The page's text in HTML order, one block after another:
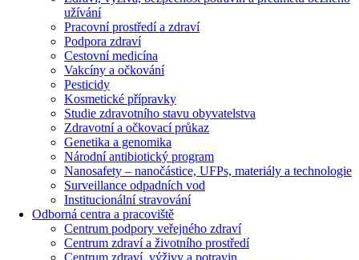
užívání
Pracovní prostředí a zdraví
Podpora zdraví
Cestovní medicína
Vakcíny a očkování
Pesticidy
Kosmetické přípravky
Studie zdravotního stavu obyvatelstva
Zdravotní a očkovací průkaz
Genetika a genomika
Národní antibiotický program
Nanosafety – nanočástice, UFPs, materiály a technologie
Surveillance odpadních vod
Institucionální stravování
Odborná centra a pracoviště
Centrum podpory veřejného zdraví
Centrum zdraví a životního prostředí
Centrum zdraví, výživy a potravin